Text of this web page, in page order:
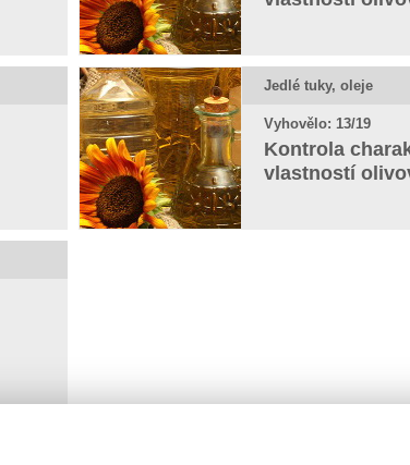
Jedlé tuky, oleje
Vyhovělo: 13/19
Kontrola
vlastností